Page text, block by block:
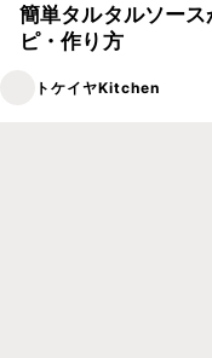
簡単タルタルソー
ピ・作り方
トケイヤKitchen